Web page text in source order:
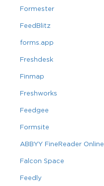
Formester
FeedBlitz
forms.app
Freshdesk
Finmap
Freshworks
Feedgee
Formsite
ABBYY FineReader Online
Falcon Space
Feedly